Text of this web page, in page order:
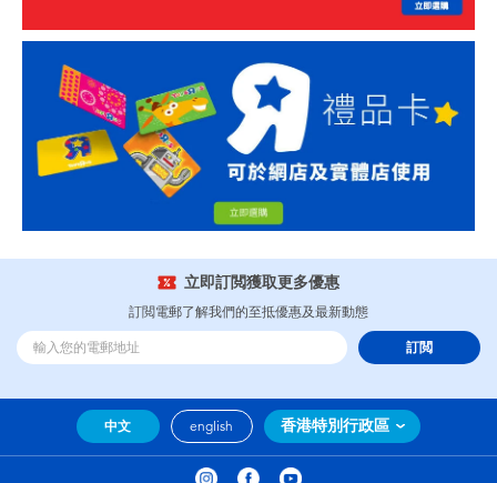
立即訂閲獲取更多優惠
訂閲電郵了解我們的至抵優惠及最新動態
訂閲
中文 english 香港特別行政區